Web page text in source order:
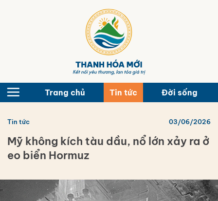
Trang chủ Tin tức Đời sống
Tin tức 03/06/2026
Mỹ không kích tàu dầu, nổ lớn xảy ra ở
eo biển Hormuz